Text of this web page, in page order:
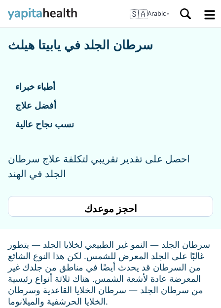
🇸🇦Arabic▼
سرطان الجلد في يابيتا هيلث
أطباء خبراء
أفضل علاج
نسب نجاح عالية
احصل على تقدير تقريبي لتكلفة علاج سرطان
الجلد في الهند
احجز موعدك
سرطان الجلد — النمو غير الطبيعي لخلايا الجلد — يتطور
غالبًا على الجلد المعرض للشمس. لكن هذا النوع الشائع
من السرطان قد يحدث أيضًا في مناطق من جلدك غير
المعرضة عادة لأشعة الشمس. هناك ثلاثة أنواع رئيسية
من سرطان الجلد — سرطان الخلايا القاعدية وسرطان
الخلايا الحرشفية والميلانوما.